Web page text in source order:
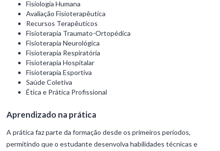
Fisiologia Humana
Avaliação Fisioterapêutica
Recursos Terapêuticos
Fisioterapia Traumato-Ortopédica
Fisioterapia Neurológica
Fisioterapia Respiratória
Fisioterapia Hospitalar
Fisioterapia Esportiva
Saúde Coletiva
Ética e Prática Profissional
Aprendizado na prática
A prática faz parte da formação desde os primeiros períodos,
permitindo que o estudante desenvolva habilidades técnicas e